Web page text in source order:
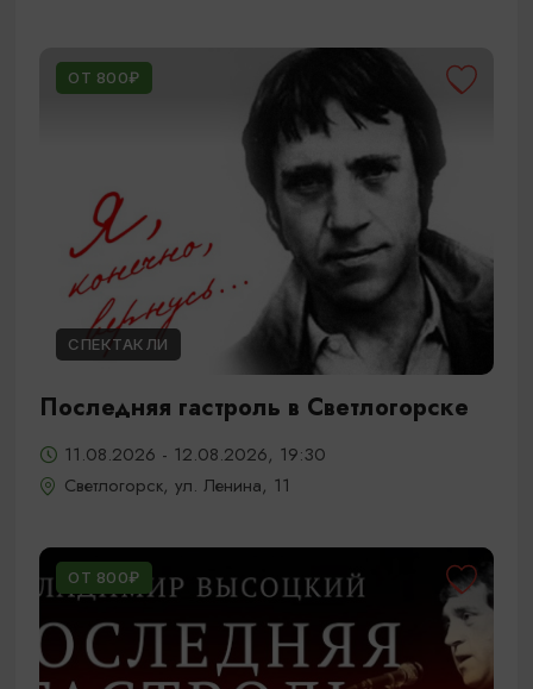
ОТ 800₽
СПЕКТАКЛИ
Последняя гастроль в Светлогорске
11.08.2026 - 12.08.2026, 19:30
Светлогорск, ул. Ленина, 11
ОТ 800₽